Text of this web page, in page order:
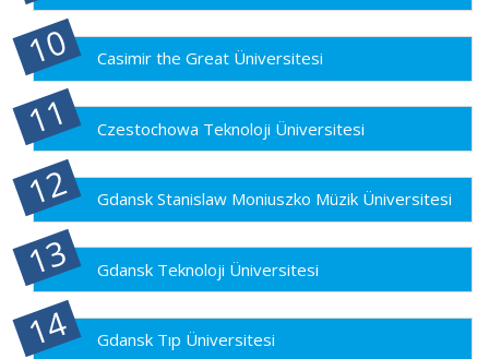
Casimir the Great Üniversitesi
Czestochowa Teknoloji Üniversitesi
Gdansk Stanislaw Moniuszko Müzik Üniversitesi
Gdansk Teknoloji Üniversitesi
Gdansk Tıp Üniversitesi